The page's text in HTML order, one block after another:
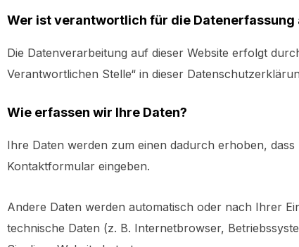
Wer ist verantwortlich für die Datenerfassung
Die Datenverarbeitung auf dieser Website erfolgt
Verantwortlichen Stelle“ in dieser
Wie erfassen wir Ihre Daten?
Ihre Daten werden zum einen dadurch erhoben,
Kontaktformular eingeben.
Andere Daten werden automatisch oder nach Ihrer
technische Daten (z. B. Internetbrowser,